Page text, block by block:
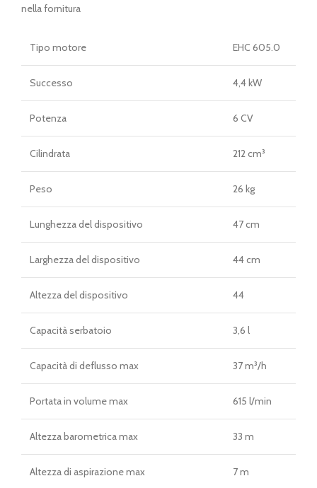
nella fornitura
Tipo motore EHC 605.0
Successo 4,4 kW
Potenza 6 CV
Cilindrata 212 cm³
Peso 26 kg
Lunghezza del dispositivo 47 cm
Larghezza del dispositivo 44 cm
Altezza del dispositivo 44
Capacità serbatoio 3,6 l
Capacità di deflusso max 37 m³/h
Portata in volume max 615 l/min
Altezza barometrica max 33 m
Altezza di aspirazione max 7 m